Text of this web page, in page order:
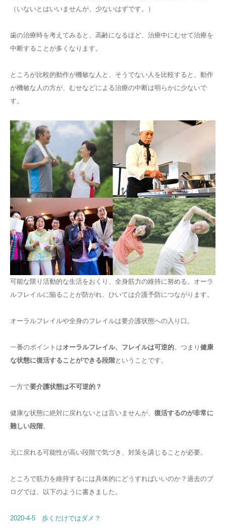
（いないとはいいませんが、少ないはずです。）
歯の治療時を考えてみると、高齢になるほど、治療中にむせて治療を
中断することが多くなります。
ところが比較的動作が機敏な人と、そうでない人を比較すると、動作
が機敏な人の方が、むせなどによる治療の中断は明らかに少ないで
す。
可能な限り活動的な生活をおくり、全身筋力の維持に努める。オーラ
ルフレイルに陥ることが防がれ、ひいては介護予防につながります。
オーラルフレイルや全身のフレイルは要介護状態への入り口。
一番のポイントはオーラルフレイル、フレイルは可逆的。つまり 健康
な状態に復活することができる段階ということです。
一方で要介護状態は不可逆的？
健康な状態に絶対に戻れないとは言いませんが、 復活するのが非常に
難しい段階。
元に戻れる可能性が高い段階で気づき、対策を講じることが必要。
ところで筋力を維持するには具体的にどうすればいいのか？過去のブ
ログでは、以下のように書きました。
2020-4-5 歩くだけではダメ？